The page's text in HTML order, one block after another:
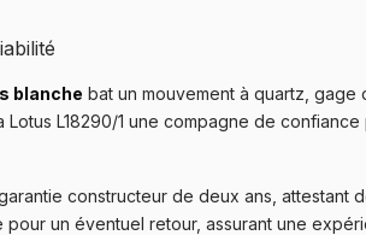
blanche bat un mouvement à quartz,
L18290/1 une compagne de
constructeur de deux ans, attestant
un éventuel retour, assurant une